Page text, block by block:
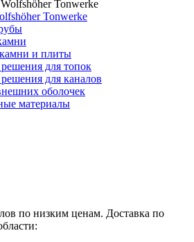
Tonwerke
и плиты
для топок
для каналов
оболочек
материалы
по низким ценам. Доставка по